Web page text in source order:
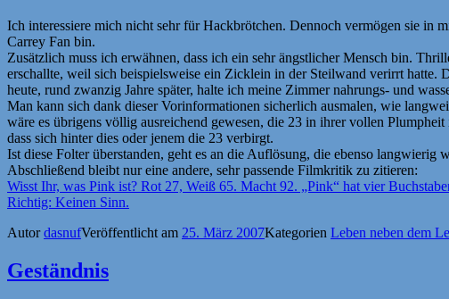
Ich interessiere mich nicht sehr für Hackbrötchen. Dennoch vermögen sie in
Carrey Fan bin.
Zusätzlich muss ich erwähnen, dass ich ein sehr ängstlicher Mensch bin.
erschallte, weil sich beispielsweise ein Zicklein in der Steilwand verirrt hatte.
heute, rund zwanzig Jahre später, halte ich meine Zimmer nahrungs- und
Man kann sich dank dieser Vorinformationen sicherlich ausmalen, wie
wäre es übrigens völlig ausreichend gewesen, die 23 in ihrer vollen
dass sich hinter dies oder jenem die 23 verbirgt.
Ist diese Folter überstanden, geht es an die Auflösung, die ebenso langwierig
Abschließend bleibt nur eine andere, sehr passende Filmkritik zu zitieren:
Wisst Ihr, was Pink ist? Rot 27, Weiß 65. Macht 92. „Pink“ hat vier
Richtig: Keinen Sinn.
AutordasnufVeröffentlicht am 25. März 2007Kategorien Leben neben dem
Geständnis